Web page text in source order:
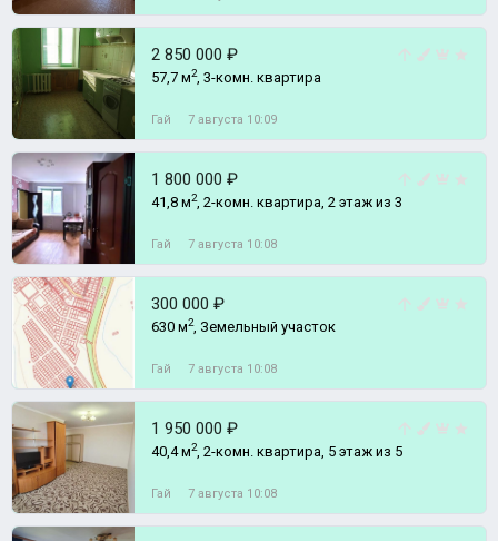
2 850 000 ₽
57,7 м2, 3-комн. квартира
Гай 7 августа 10:09
1 800 000 ₽
41,8 м2, 2-комн. квартира, 2 этаж из 3
Гай 7 августа 10:08
300 000 ₽
630 м2, Земельный участок
Гай 7 августа 10:08
1 950 000 ₽
40,4 м2, 2-комн. квартира, 5 этаж из 5
Гай 7 августа 10:08